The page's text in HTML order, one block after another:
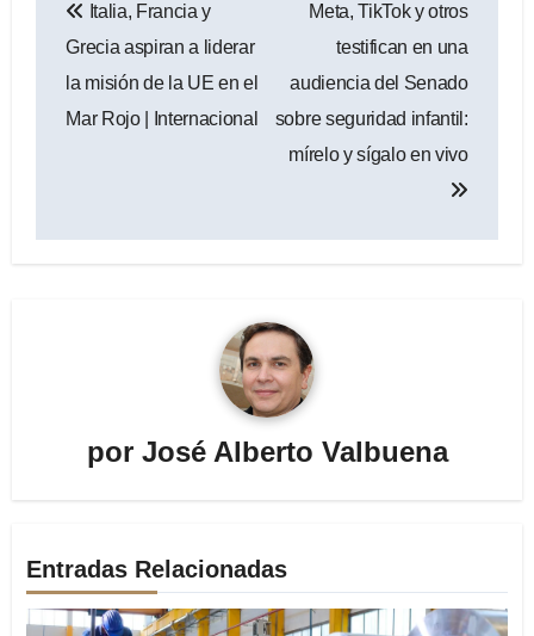
de
entradas
Italia, Francia y
Grecia aspiran a liderar
la misión de la UE en el
Mar Rojo | Internacional
Meta, TikTok y otros
testifican en una
audiencia del Senado
sobre seguridad infantil:
mírelo y sígalo en vivo
por José Alberto Valbuena
Entradas Relacionadas